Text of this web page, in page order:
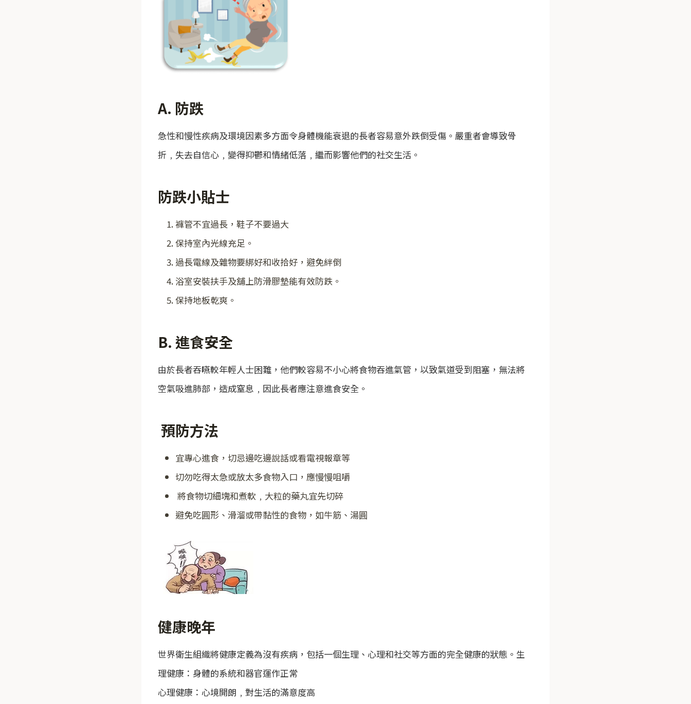
A. 防跌
急性和慢性疾病及環境因素多方面令身體機能衰退的長者容易意外跌倒受傷。嚴重者會導致骨
折﹐失去自信心﹐變得抑鬱和情緒低落﹐繼而影響他們的社交生活。
防跌小貼士
褲管不宜過長，鞋子不要過大
保持室內光線充足。
過長電線及雜物要綁好和收拾好，避免絆倒
浴室安裝扶手及舖上防滑膠墊能有效防跌。
保持地板乾爽。
B. 進食安全
由於長者吞嚥較年輕人士困難，他們較容易不小心將食物吞進氣管，以致氣道受到阻塞，無法將
空氣吸進肺部，造成窒息﹐因此長者應注意進食安全。
預防方法
宜專心進食，切忌邊吃邊說話或看電視報章等
切勿吃得太急或放太多食物入口，應慢慢咀嚼
將食物切細塊和煮軟﹐大粒的藥丸宜先切碎
避免吃圓形、滑溜或帶黏性的食物，如牛筋、湯圓
健康晚年
世界衛生組織將健康定義為沒有疾病，包括一個生理、心理和社交等方面的完全健康的狀態。生
理健康：身體的系統和器官運作正常
心理健康：心境開朗﹐對生活的滿意度高